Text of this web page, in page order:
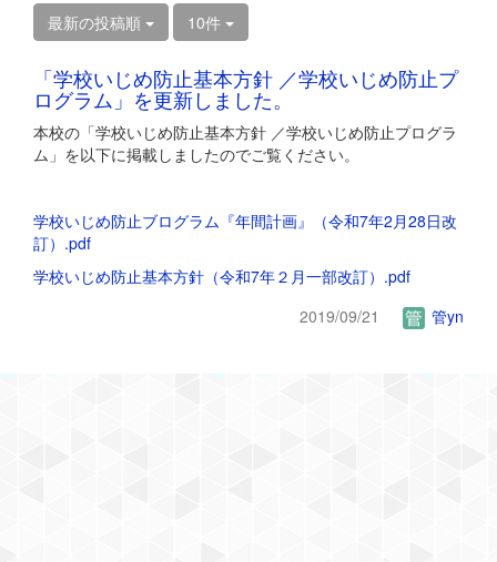
最新の投稿順 10件
「学校いじめ防止基本方針 ／学校いじめ防止プ
ログラム」を更新しました。
本校の「学校いじめ防止基本方針 ／学校いじめ防止プログラ
ム」を以下に掲載しましたのでご覧ください。
学校いじめ防止ブログラム『年間計画』（令和7年2月28日改
訂）.pdf
学校いじめ防止基本方針（令和7年２月一部改訂）.pdf
2019/09/21
管yn